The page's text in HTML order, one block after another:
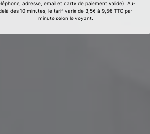
adresse, email et carte de paiement valide). Au-
des 10 minutes, le tarif varie de 3,5€ à 9,5€ TTC par
minute selon le voyant.